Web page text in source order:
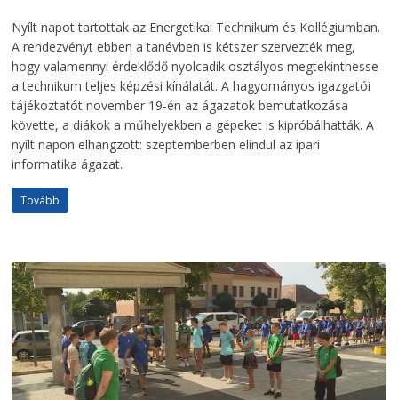
Nyílt napot tartottak az Energetikai Technikum és Kollégiumban.
A rendezvényt ebben a tanévben is kétszer szervezték meg,
hogy valamennyi érdeklődő nyolcadik osztályos megtekinthesse
a technikum teljes képzési kínálatát. A hagyományos igazgatói
tájékoztatót november 19-én az ágazatok bemutatkozása
követte, a diákok a műhelyekben a gépeket is kipróbálhatták. A
nyílt napon elhangzott: szeptemberben elindul az ipari
informatika ágazat.
Tovább